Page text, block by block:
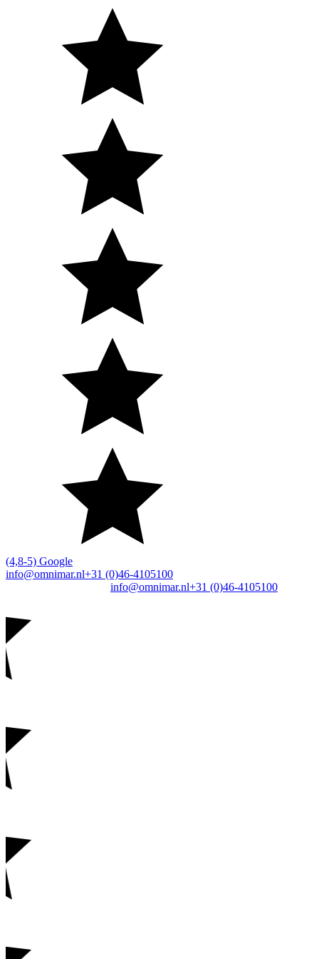
(4,8-5) Google
info@omnimar.nl+31 (0)46-4105100
info@omnimar.nl+31 (0)46-4105100